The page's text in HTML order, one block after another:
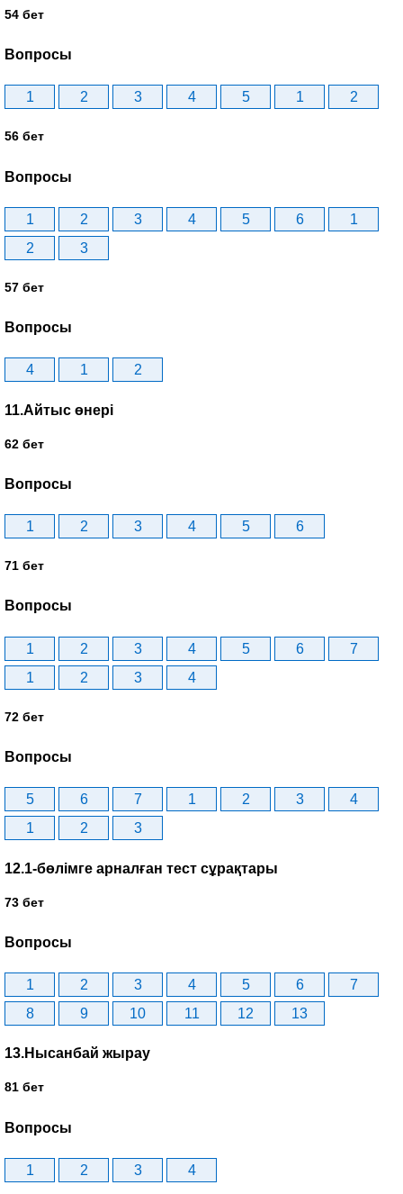
54 бет
Вопросы
1 2 3 4 5 1 2
56 бет
Вопросы
1 2 3 4 5 6
1
2
3
57 бет
Вопросы
4 1 2
11.Айтыс өнері
62 бет
Вопросы
1 2 3 4 5 6
71 бет
Вопросы
1 2 3 4 5 6
7
1
2 3 4
72 бет
Вопросы
5 6 7 1 2 3
4
1
2 3
12.1-бөлімге арналған тест сұрақтары
73 бет
Вопросы
1 2 3 4 5 6
7
8
9 10 11 12 13
13.Нысанбай жырау
81 бет
Вопросы
1 2 3 4